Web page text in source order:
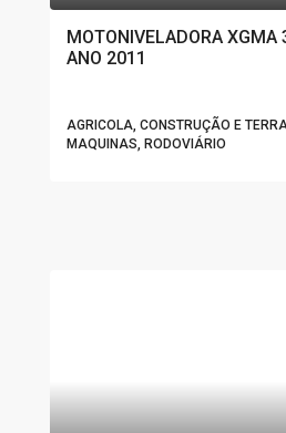
MOTONIVELADORA XGMA
ANO 2011
AGRICOLA, CONSTRUÇÃO E
MAQUINAS, RODOVIÁRIO